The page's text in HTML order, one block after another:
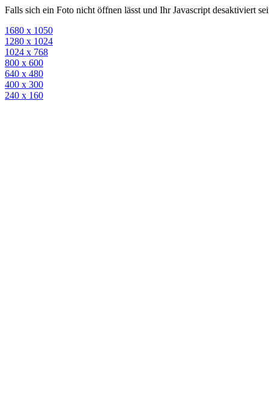
Falls sich ein Foto nicht öffnen lässt und Ihr Javascript desaktiviert
1680 x 1050
1280 x 1024
1024 x 768
800 x 600
640 x 480
400 x 300
240 x 160